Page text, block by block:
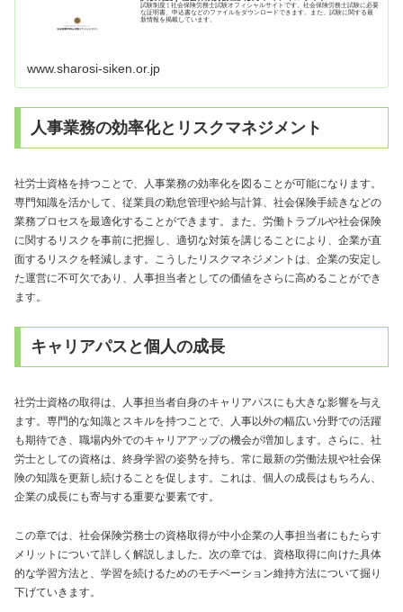
試験制度 | 社会保険労務士試験オフィシャルサイトです。社会保険労務士試験に必要
な証明書、申込書などのファイルをダウンロードできます。また、試験に関する最
新情報を掲載しています。
www.sharosi-siken.or.jp
人事業務の効率化とリスクマネジメント
社労士資格を持つことで、人事業務の効率化を図ることが可能になります。
専門知識を活かして、従業員の勤怠管理や給与計算、社会保険手続きなどの
業務プロセスを最適化することができます。また、労働トラブルや社会保険
に関するリスクを事前に把握し、適切な対策を講じることにより、企業が直
面するリスクを軽減します。こうしたリスクマネジメントは、企業の安定し
た運営に不可欠であり、人事担当者としての価値をさらに高めることができ
ます。
キャリアパスと個人の成長
社労士資格の取得は、人事担当者自身のキャリアパスにも大きな影響を与え
ます。専門的な知識とスキルを持つことで、人事以外の幅広い分野での活躍
も期待でき、職場内外でのキャリアアップの機会が増加します。さらに、社
労士としての資格は、終身学習の姿勢を持ち、常に最新の労働法規や社会保
険の知識を更新し続けることを促します。これは、個人の成長はもちろん、
企業の成長にも寄与する重要な要素です。
この章では、社会保険労務士の資格取得が中小企業の人事担当者にもたらす
メリットについて詳しく解説しました。次の章では、資格取得に向けた具体
的な学習方法と、学習を続けるためのモチベーション維持方法について掘り
下げていきます。